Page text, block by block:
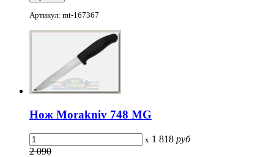
Артикул: mt-167367
Нож Morakniv 748 MG
x 1 818 руб
2 090